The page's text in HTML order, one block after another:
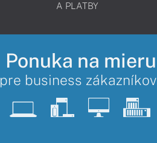
A PLATBY
Ponuka na mieru
pre business zákazníkov